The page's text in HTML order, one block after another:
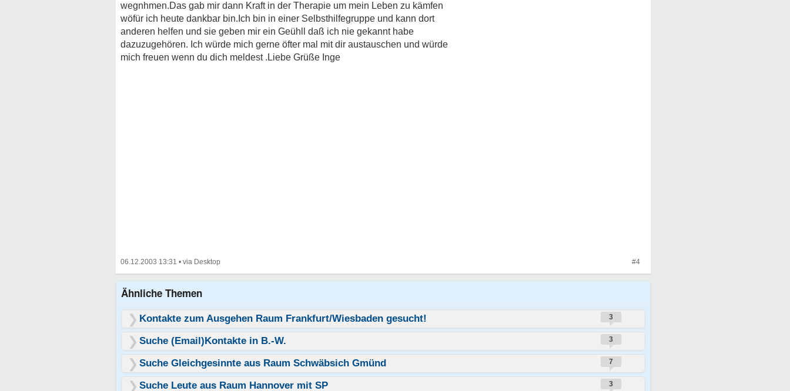
wegnhmen.Das gab mir dann Kraft in der Therapie um mein Leben zu kämfen
wöfür ich heute dankbar bin.Ich bin in einer Selbsthilfegruppe und kann dort
anderen helfen und sie geben mir ein Geühll daß ich nie gekannt habe
dazuzugehören. Ich würde mich gerne öfter mal mit dir austauschen und würde
mich freuen wenn du dich meldest .Liebe Grüße Inge
06.12.2003 13:31 • #4
Ähnliche Themen
Kontakte zum Ausgehen Raum Frankfurt/Wiesbaden gesucht! 3
Suche (Email)Kontakte in B.-W. 3
Suche Gleichgesinnte aus Raum Schwäbsich Gmünd 7
Suche Leute aus Raum Hannover mit SP 3